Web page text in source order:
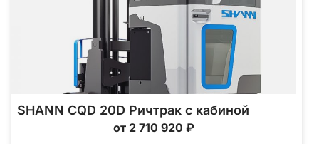
SHANN CQD 20D Ричтрак с кабиной
от 2 710 920 ₽